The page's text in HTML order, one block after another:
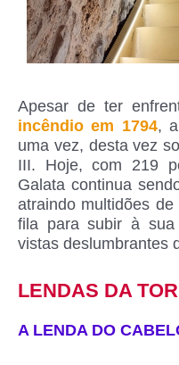
Apesar de ter
incêndio em 1794,
uma vez, desta vez
III. Hoje, com 219
Galata continua
atraindo multidões
fila para subir à sua
vistas deslumbrantes
LENDAS DA
A LENDA DO